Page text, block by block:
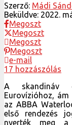
Szerző: Mádi
Beküldve: 2022.
Megoszt
Megoszt
Megoszt
Megoszt
e-mail
17 hozzászólás
A skandináv
Eurovízióhoz, ám
az ABBA
első rendezés
nyerték meg a